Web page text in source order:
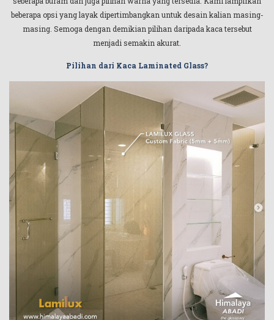
beberapa opsi yang layak dipertimbangkan untuk desain kalian masing-
masing. Semoga dengan demikian pilihan daripada kaca tersebut
menjadi semakin akurat.
Pilihan dari Kaca Laminated Glass?